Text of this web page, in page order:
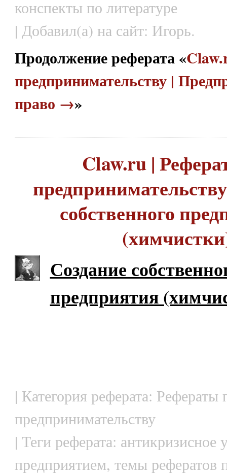
конспекты по литературе
| Добавил(а) на сайт: Игорь.
Продолжение реферата «
предпринимательству |
право →»
Claw.ru |
собственного
Создание
предприятия
| Категория реферата: Рефераты
предпринимательству
| Теги реферата: антикризисное
предприятием, темы рефератов